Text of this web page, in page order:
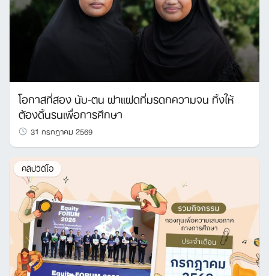
โอกาสที่สอง นับ-ตน ฝาแฝดที่มรดกความจน ทิ้งให้
ต้องดิ้นรนเพื่อการศึกษา
31 กรกฎาคม 2569
คลิปวิดีโอ